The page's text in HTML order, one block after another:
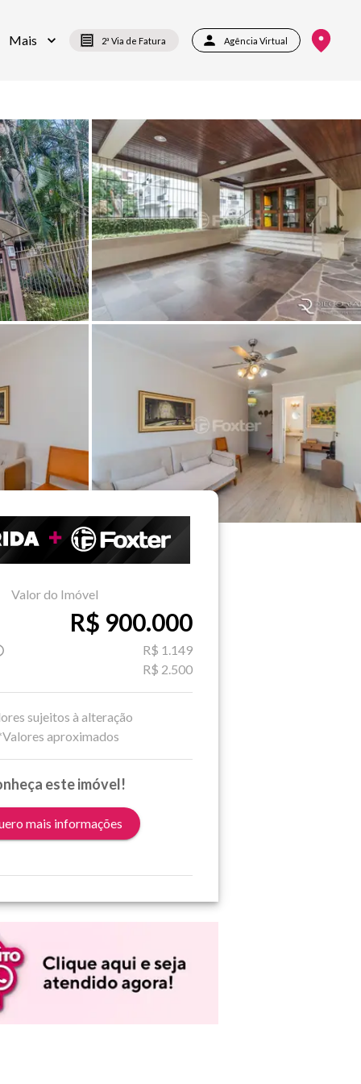
Mais 2ª Via de Fatura Agência Virtual
Valor do Imóvel
R$ 900.000
R$ 1.149
R$ 2.500
sujeitos à alteração
aproximados
este imóvel!
mais informações